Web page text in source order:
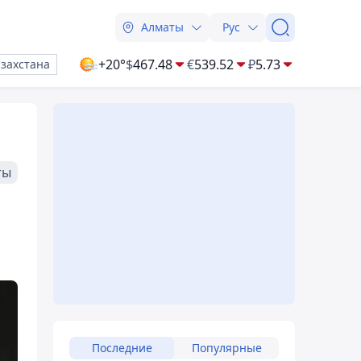
Алматы Рус
+20°$467.48 €539.52 ₽5.73
Последние Популярные